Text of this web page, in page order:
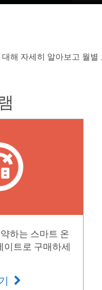
해 자세히 알아보고 월
하는 스마트 온
이트로 구매하세